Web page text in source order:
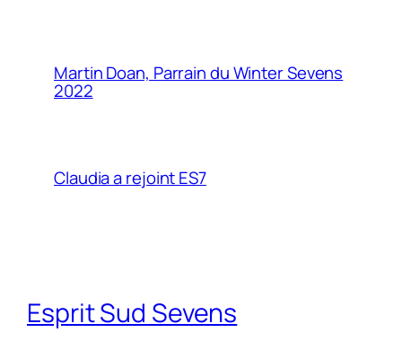
Martin Doan, Parrain du Winter Sevens
2022
Claudia a rejoint ES7
Esprit Sud Sevens